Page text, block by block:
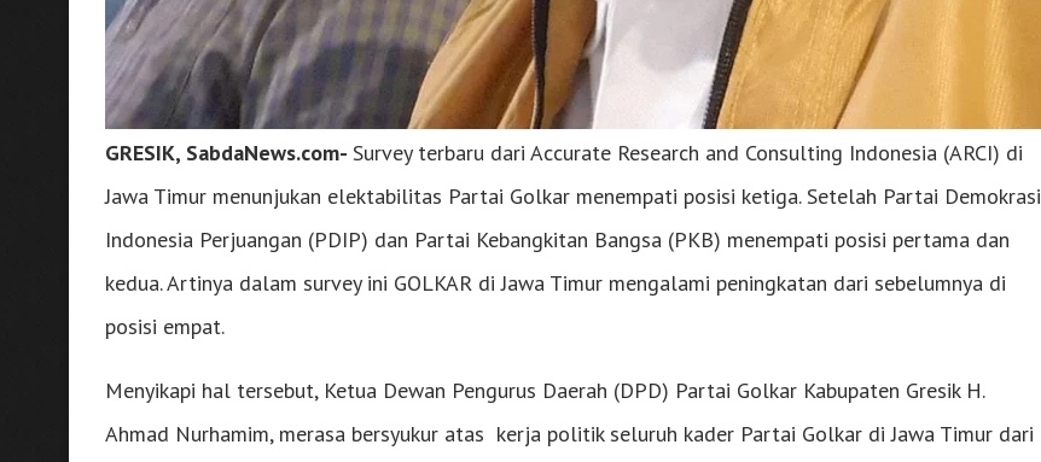
GRESIK, SabdaNews.com- Survey terbaru dari Accurate Research and Consulting Indonesia (ARCI) di
Jawa Timur menunjukan elektabilitas Partai Golkar menempati posisi ketiga. Setelah Partai Demokrasi
Indonesia Perjuangan (PDIP) dan Partai Kebangkitan Bangsa (PKB) menempati posisi pertama dan
kedua. Artinya dalam survey ini GOLKAR di Jawa Timur mengalami peningkatan dari sebelumnya di
posisi empat.
Menyikapi hal tersebut, Ketua Dewan Pengurus Daerah (DPD) Partai Golkar Kabupaten Gresik H.
Ahmad Nurhamim, merasa bersyukur atas kerja politik seluruh kader Partai Golkar di Jawa Timur dari